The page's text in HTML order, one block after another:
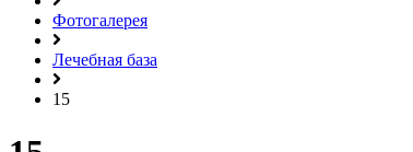
Фотогалерея
Лечебная база
15